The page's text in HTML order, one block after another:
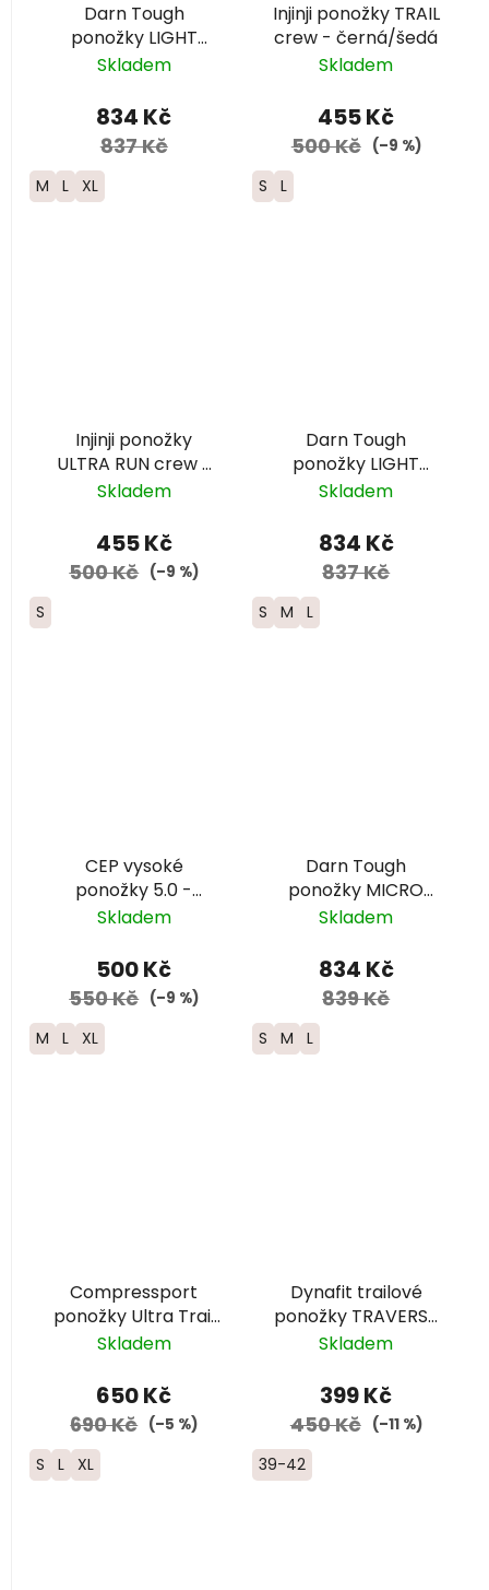
Darn Tough
ponožky LIGHT
HIKER MICRO CREW
- pánské - šedé
Skladem
834 Kč
837 Kč
M L XL
Injinji ponožky TRAIL
crew - černá/šedá
Skladem
455 Kč
500 Kč (–9 %)
S L
Injinji ponožky
ULTRA RUN crew -
černá/šedá
Skladem
455 Kč
500 Kč (–9 %)
S
Darn Tough
ponožky LIGHT
HIKER MICRO CREW
- dámské - šedé
Skladem
834 Kč
837 Kč
S M L
CEP vysoké
ponožky 5.0 -
pánské – zelená/
Skladem
500 Kč
550 Kč (–9 %)
M L XL
Darn Tough
ponožky MICRO
CREW Lightweight
šedé
Skladem
834 Kč
839 Kč
S M L
Compressport
ponožky Ultra Trail
V2.0 - UTMB 2026 -
Skladem
650 Kč
690 Kč (–5 %)
S L XL
Dynafit trailové
ponožky TRAVERSE
CREW -
Skladem
399 Kč
450 Kč (–11 %)
39-42